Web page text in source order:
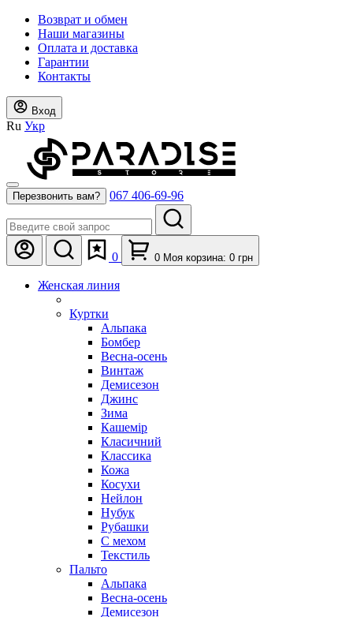
Возврат и обмен
Наши магазины
Оплата и доставка
Гарантии
Контакты
Вход
Ru Укр
Перезвонить вам? 067 406-69-96
0 0 Моя корзина: 0 грн
Женская линия
Куртки
Альпака
Бомбер
Весна-осень
Винтаж
Демисезон
Джинс
Зима
Кашемір
Класичний
Классика
Кожа
Косухи
Нейлон
Нубук
Рубашки
С мехом
Текстиль
Пальто
Альпака
Весна-осень
Демисезон